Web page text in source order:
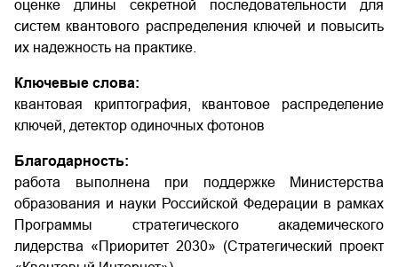
оценке длины секретной последовательности для
систем квантового распределения ключей и повысить
их надежность на практике.
Ключевые слова:
квантовая криптография, квантовое распределение
ключей, детектор одиночных фотонов
Благодарность:
работа выполнена при поддержке Министерства
образования и науки Российской Федерации в рамках
Программы стратегического академического
лидерства «Приоритет 2030» (Стратегический проект